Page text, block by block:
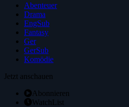
Abenteuer
Drama
EngSub
Fantasy
Ger
GerSub
Komödie
Jetzt anschauen
Abonnieren
WatchList